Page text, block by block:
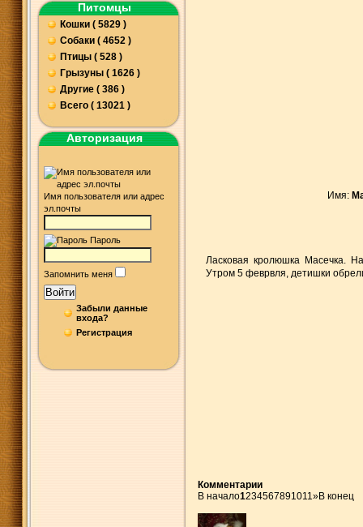
Питомцы
Кошки ( 5829 )
Собаки ( 4652 )
Птицы ( 528 )
Грызуны ( 1626 )
Другие ( 386 )
Всего ( 13021 )
Авторизация
Имя пользователя или адрес
эл.почты
Пароль
Запомнить меня
Войти
Забыли данные
входа?
Регистрация
Имя:
Ласковая кролюшка Масечка.
Утром 5 феврвля, детишки
Комментарии
В начало1234567891011»В конец